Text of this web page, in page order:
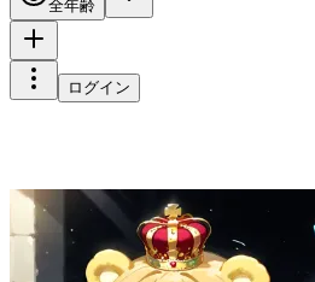
全年齢
ログイン